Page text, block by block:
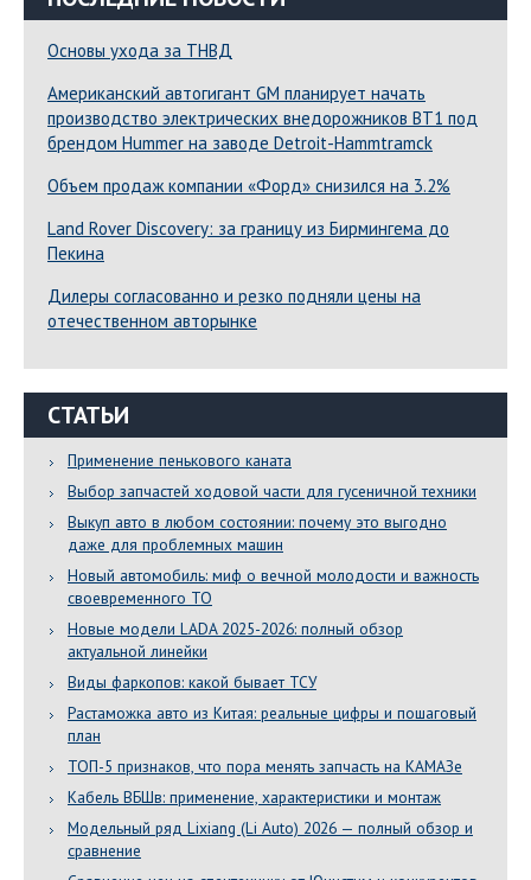
Основы ухода за ТНВД
Американский автогигант GM планирует начать
производство электрических внедорожников BT1 под
брендом Hummer на заводе Detroit-Hammtramck
Объем продаж компании «Форд» снизился на 3.2%
Land Rover Dіscovery: за границу из Бирмингема до
Пекина
Дилеры согласованно и резко подняли цены на
отечественном авторынке
СТАТЬИ
Применение пенькового каната
Выбор запчастей ходовой части для гусеничной техники
Выкуп авто в любом состоянии: почему это выгодно
даже для проблемных машин
Новый автомобиль: миф о вечной молодости и важность
своевременного ТО
Новые модели LADA 2025-2026: полный обзор
актуальной линейки
Виды фаркопов: какой бывает ТСУ
Растаможка авто из Китая: реальные цифры и пошаговый
план
ТОП-5 признаков, что пора менять запчасть на КАМАЗе
Кабель ВБШв: применение, характеристики и монтаж
Модельный ряд Lixiang (Li Auto) 2026 — полный обзор и
сравнение